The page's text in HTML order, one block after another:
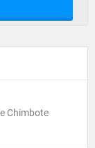
Chimbote